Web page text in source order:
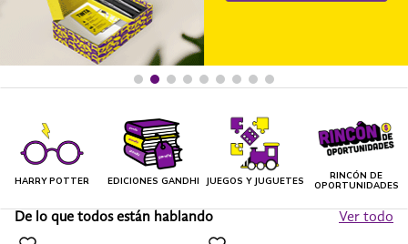
HARRY POTTER EDICIONES GANDHI JUEGOS Y JUGUETES
RINCÓN DE
OPORTUNIDADES
De lo que todos están hablando Ver todo